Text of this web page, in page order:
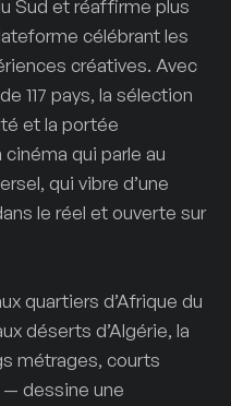
Sud et réaffirme plus
célébrant les
créatives. Avec
117 pays, la sélection
et la portée
qui parle au
qui vibre d’une
le réel et ouverte sur
quartiers d’Afrique du
déserts d’Algérie, la
métrages, courts
dessine une